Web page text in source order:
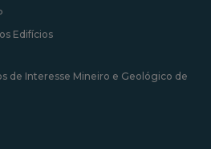
Edifícios
de Interesse Mineiro e Geológico de